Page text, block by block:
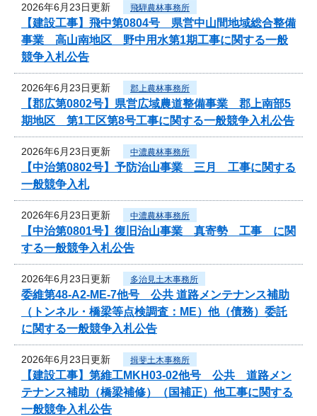
2026年6月23日更新 飛騨農林事務所
【建設工事】飛中第0804号 県営中山間地域総合整備
事業 高山南地区 野中用水第1期工事に関する一般
競争入札公告
2026年6月23日更新 郡上農林事務所
【郡広第0802号】県営広域農道整備事業 郡上南部5
期地区 第1工区第8号工事に関する一般競争入札公告
2026年6月23日更新 中濃農林事務所
【中治第0802号】予防治山事業 三月 工事に関する
一般競争入札
2026年6月23日更新 中濃農林事務所
【中治第0801号】復旧治山事業 真寄勢 工事 に関
する一般競争入札公告
2026年6月23日更新 多治見土木事務所
委維第48-A2-ME-7他号 公共 道路メンテナンス補助
（トンネル・橋梁等点検調査：ME）他（債務）委託
に関する一般競争入札公告
2026年6月23日更新 揖斐土木事務所
【建設工事】第維工MKH03-02他号 公共 道路メン
テナンス補助（橋梁補修）（国補正）他工事に関する
一般競争入札公告